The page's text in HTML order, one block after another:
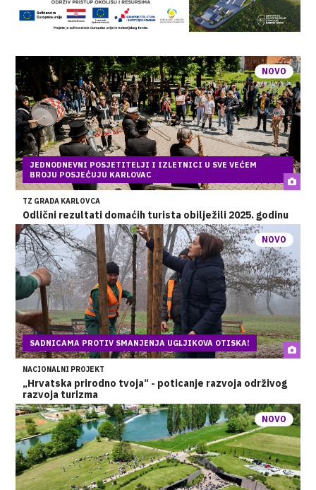
NOVO
JEDNODNEVNI POSJETITELJI I IZLETNICI U SVE VEĆEM
BROJU POSJEĆUJU KARLOVAC
TZ GRADA KARLOVCA
Odlični rezultati domaćih turista obilježili 2025. godinu
NOVO
SADNICAMA PROTIV SMANJENJA UGLJIKOVA OTISKA!
NACIONALNI PROJEKT
„Hrvatska prirodno tvoja“ - poticanje razvoja održivog
razvoja turizma
NOVO